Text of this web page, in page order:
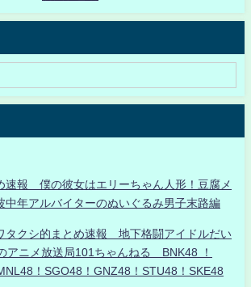
速報 僕の彼女はエリーちゃん人形！豆腐メ
中年アルバイターのぬいぐるみ男子末路編
クシ的まとめ速報 地下格闘アイドルだい
ニメ放送局101ちゃんねる BNK48 ！
！SGO48！GNZ48！STU48！SKE48